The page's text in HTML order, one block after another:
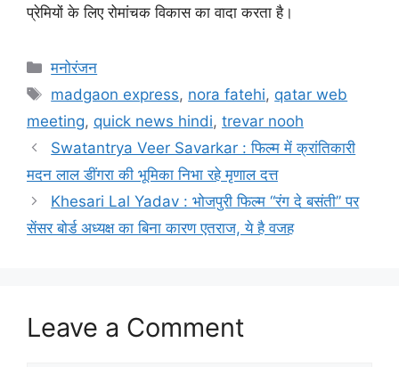
प्रेमियों के लिए रोमांचक विकास का वादा करता है।
मनोरंजन
madgaon express, nora fatehi, qatar web
meeting, quick news hindi, trevar nooh
Swatantrya Veer Savarkar : फिल्म में क्रांतिकारी
मदन लाल डींगरा की भूमिका निभा रहे मृणाल दत्त
Khesari Lal Yadav : भोजपुरी फिल्म “रंग दे बसंती” पर
सेंसर बोर्ड अध्यक्ष का बिना कारण एतराज, ये है वजह
Leave a Comment